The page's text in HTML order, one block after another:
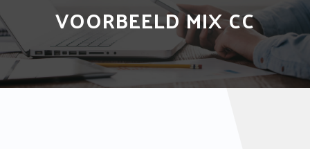
VOORBEELD MIX CC